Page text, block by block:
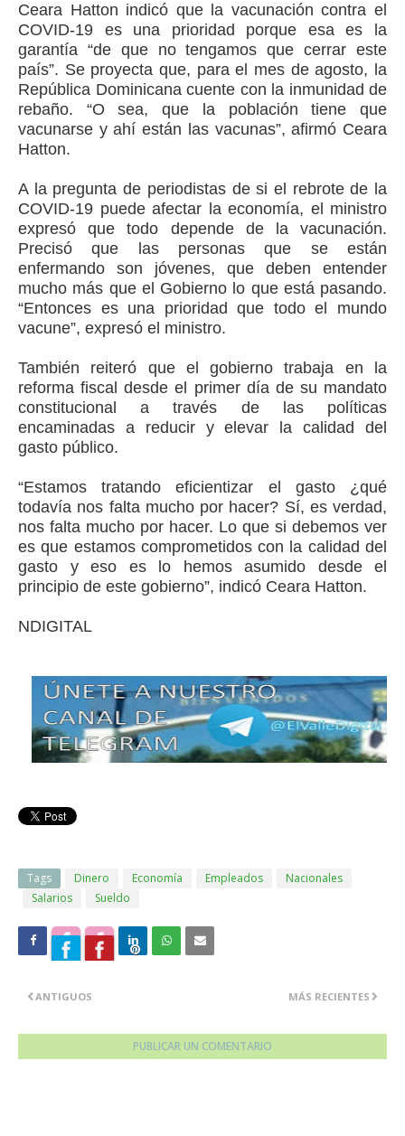
Ceara Hatton indicó que la vacunación contra el
COVID-19 es una prioridad porque esa es la
garantía “de que no tengamos que cerrar este
país”. Se proyecta que, para el mes de agosto, la
República Dominicana cuente con la inmunidad de
rebaño. “O sea, que la población tiene que
vacunarse y ahí están las vacunas”, afirmó Ceara
Hatton.
A la pregunta de periodistas de si el rebrote de la
COVID-19 puede afectar la economía, el ministro
expresó que todo depende de la vacunación.
Precisó que las personas que se están
enfermando son jóvenes, que deben entender
mucho más que el Gobierno lo que está pasando.
“Entonces es una prioridad que todo el mundo
vacune”, expresó el ministro.
También reiteró que el gobierno trabaja en la
reforma fiscal desde el primer día de su mandato
constitucional a través de las políticas
encaminadas a reducir y elevar la calidad del
gasto público.
“Estamos tratando eficientizar el gasto ¿qué
todavía nos falta mucho por hacer? Sí, es verdad,
nos falta mucho por hacer. Lo que si debemos ver
es que estamos comprometidos con la calidad del
gasto y eso es lo hemos asumido desde el
principio de este gobierno”, indicó Ceara Hatton.
NDIGITAL
Tags Dinero Economía Empleados
Nacionales
Salarios
Sueldo
MÁS RECIENTES
ANTIGUOS
PUBLICAR UN COMENTARIO